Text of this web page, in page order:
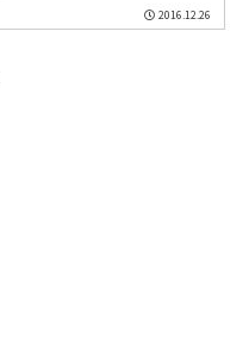
2016.12.26